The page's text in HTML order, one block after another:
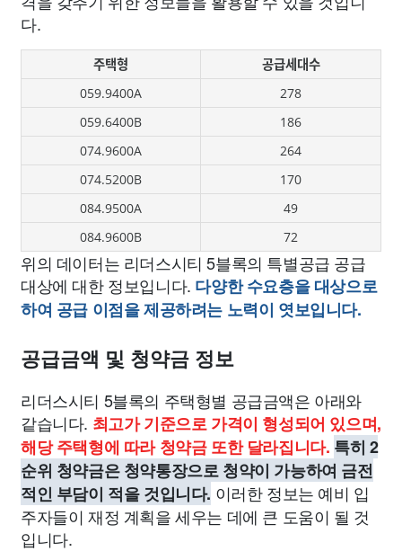
다.
주택형
공급세대수
059.9400A
278
059.6400B
186
074.9600A
264
074.5200B
170
084.9500A
49
084.9600B
72
위의 데이터는 리더스시티 5블록의 특별공급 공급
대상에 대한 정보입니다. 다양한 수요층을 대상으로
하여 공급 이점을 제공하려는 노력이 엿보입니다.
공급금액 및 청약금 정보
리더스시티 5블록의 주택형별 공급금액은 아래와
같습니다. 최고가 기준으로 가격이 형성되어 있으며,
해당 주택형에 따라 청약금 또한 달라집니다. 특히 2
순위 청약금은 청약통장으로 청약이 가능하여 금전
적인 부담이 적을 것입니다. 이러한 정보는 예비 입
주자들이 재정 계획을 세우는 데에 큰 도움이 될 것
입니다.